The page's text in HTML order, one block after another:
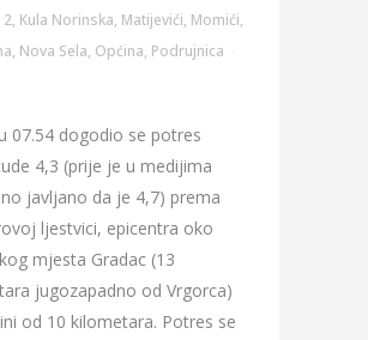
2, Kula Norinska, Matijevići, Momići,
, Nova Sela, Općina, Podrujnica
07.54 dogodio se potres
4,3 (prije je u medijima
javljano da je 4,7) prema
ljestvici, epicentra oko
mjesta Gradac (13
jugozapadno od Vrgorca)
od 10 kilometara. Potres se